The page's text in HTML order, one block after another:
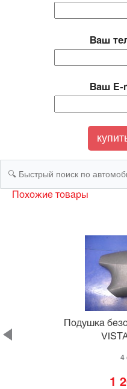
Ваш
Ваш E-
Похожие товары
Подушка
4
1